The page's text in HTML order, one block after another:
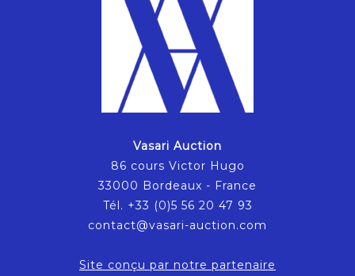
Vasari Auction
86 cours Victor Hugo
33000 Bordeaux - France
Tél. +33 (0)5 56 20 47 93
contact@vasari-auction.com
Site conçu par notre partenaire